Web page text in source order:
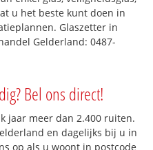
u het beste kunt doen in
Glaszetter in
Gelderland: 0487-
Bel ons direct!
jaar meer dan 2.400 ruiten.
en dagelijks bij u in
op als u woont in postcode